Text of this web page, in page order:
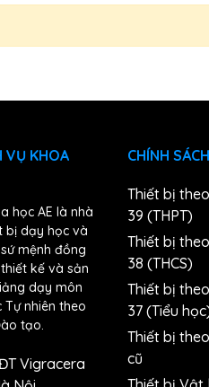
VỤ KHOA
học AE là nhà
bị dạy học và
mệnh đồng
kế và sản
dạy môn
Tự nhiên theo
tạo.
Vigracera
CHÍNH SÁCH
Thiết bị
39 (THPT)
Thiết bị
38 (THCS)
Thiết bị
37 (Tiểu
Thiết bị
cũ